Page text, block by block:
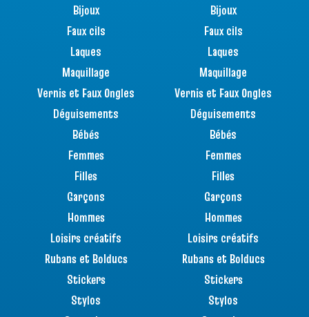
Bijoux
Faux cils
Laques
Maquillage
Vernis et Faux Ongles
Déguisements
Bébés
Femmes
Filles
Garçons
Hommes
Loisirs créatifs
Rubans et Bolducs
Stickers
Stylos
Bijoux
Faux cils
Laques
Maquillage
Vernis et Faux Ongles
Déguisements
Bébés
Femmes
Filles
Garçons
Hommes
Loisirs créatifs
Rubans et Bolducs
Stickers
Stylos